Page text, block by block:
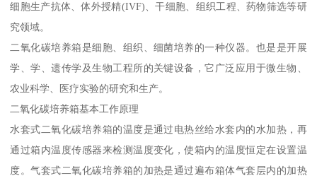
细胞生产抗体、体外授精(IVF)、干细胞、组织工程、药物筛选等研
究领域。
二氧化碳培养箱是细胞、组织、细菌培养的一种仪器。也是是开展
学、学、遗传学及生物工程所的关键设备，它广泛应用于微生物、
农业科学、医疗实验的研究和生产。
二氧化碳培养箱基本工作原理
水套式二氧化碳培养箱的温度是通过电热丝给水套内的水加热，再
通过箱内温度传感器来检测温度变化，使箱内的温度恒定在设置温
度。气套式二氧化碳培养箱的加热是通过遍布箱体气套层内的加热